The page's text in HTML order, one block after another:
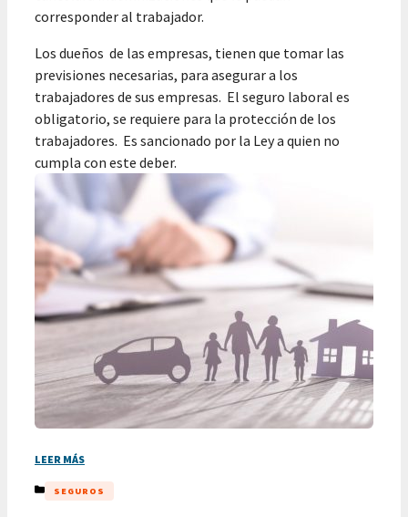
corresponder al trabajador.
Los dueños de las empresas, tienen que tomar las
previsiones necesarias, para asegurar a los
trabajadores de sus empresas. El seguro laboral es
obligatorio, se requiere para la protección de los
trabajadores. Es sancionado por la Ley a quien no
cumpla con este deber.
LEER MÁS
CATEGORÍAS
SEGUROS